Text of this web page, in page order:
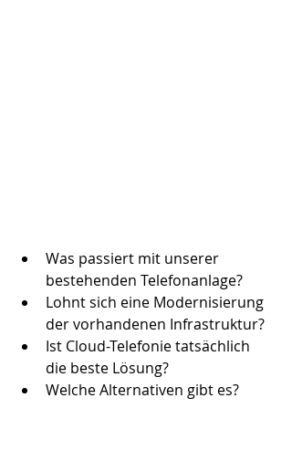
Was passiert mit unserer
bestehenden Telefonanlage?
Lohnt sich eine Modernisierung
der vorhandenen Infrastruktur?
Ist Cloud-Telefonie tatsächlich
die beste Lösung?
Welche Alternativen gibt es?